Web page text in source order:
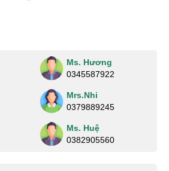
Ms. Hương
0345587922
Mrs.Nhi
0379889245
Ms. Huệ
0382905560